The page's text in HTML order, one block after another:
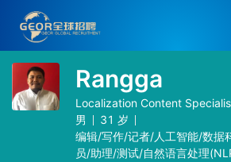
Rangga
Localization Content
男
31 岁
编辑/写作/记者/人工智能/数据
员/助理/测试/自然语言处理